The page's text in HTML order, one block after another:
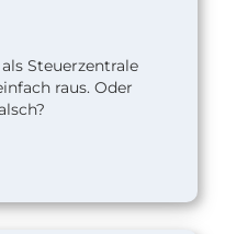
Steuerzentrale
raus. Oder